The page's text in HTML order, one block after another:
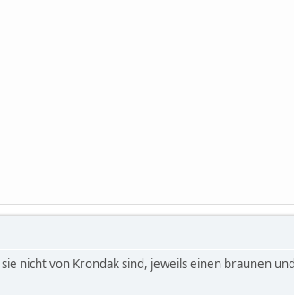
nicht von Krondak sind, jeweils einen braunen